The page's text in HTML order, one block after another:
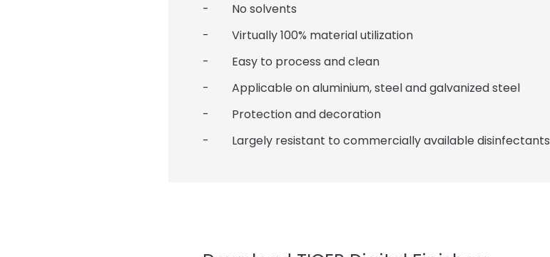
- No solvents
- Virtually 100% material utilization
- Easy to process and clean
- Applicable on aluminium, steel and galvanized steel
- Protection and decoration
- Largely resistant to commercially available disinfectants